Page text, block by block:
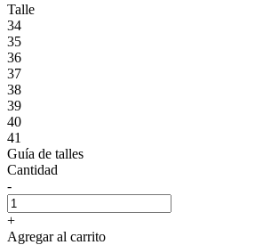
Talle
34
35
36
37
38
39
40
41
Guía de talles
Cantidad
-
+
Agregar al carrito